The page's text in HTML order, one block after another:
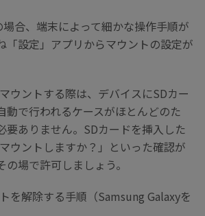
合、端末によって細かな操作手順が
「設定」アプリからマウントの設定が
ウントする際は、デバイスにSDカー
動で行われるケースがほとんどのた
要ありません。SDカードを挿入した
ウントしますか？」といった確認が
場で許可しましょう。
を解除する手順（Samsung Galaxyを